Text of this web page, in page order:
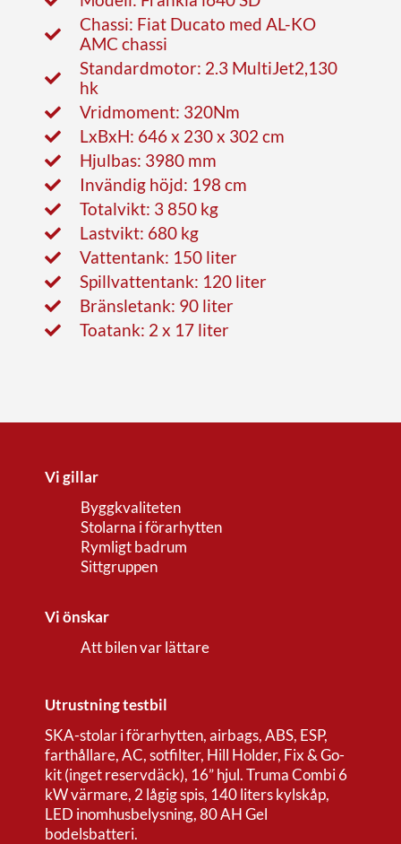
Chassi: Fiat Ducato med AL-KO
AMC chassi
Standardmotor: 2.3 MultiJet2,130
hk
Vridmoment: 320Nm
LxBxH: 646 x 230 x 302 cm
Hjulbas: 3980 mm
Invändig höjd: 198 cm
Totalvikt: 3 850 kg
Lastvikt: 680 kg
Vattentank: 150 liter
Spillvattentank: 120 liter
Bränsletank: 90 liter
Toatank: 2 x 17 liter
Vi gillar
Byggkvaliteten
Stolarna i förarhytten
Rymligt badrum
Sittgruppen
Vi önskar
Att bilen var lättare
Utrustning testbil
SKA-stolar i förarhytten, airbags, ABS, ESP,
farthållare, AC, sotfilter, Hill Holder, Fix & Go-
kit (inget reservdäck), 16” hjul. Truma Combi 6
kW värmare, 2 lågig spis, 140 liters kylskåp,
LED inomhusbelysning, 80 AH Gel
bodelsbatteri.